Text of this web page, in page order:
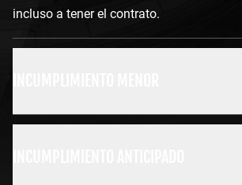
incluso a tener el contrato.